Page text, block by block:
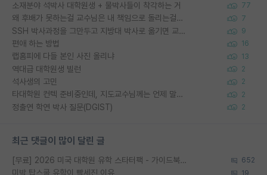
소재분야 석박사 대학원생 + 물박사들이 착각하는 거 77
왜 후배가 못하는걸 교수님은 내 책임으로 돌리는걸까요? 7
SSH 박사과정을 그만두고 지방대 박사로 옮기면 교수의 꿈은 끝일까요? 9
편애 하는 방법 16
랩홈피에 다들 본인 사진 올리냐 13
역대급 대학원생 빌런 2
석사생의 고민 2
타대학원 컨텍 준비중인데, 지도교수님께는 언제 말씀드려야 할까요? 2
정출연 학연 박사 질문(DGIST) 2
최근 댓글이 많이 달린 글
[무료] 2026 미국 대학원 유학 스타터팩 - 가이드북 & 합격자 컨택메일 템플릿 652
미박 탑스쿨 유학이 빡세진 이유 19